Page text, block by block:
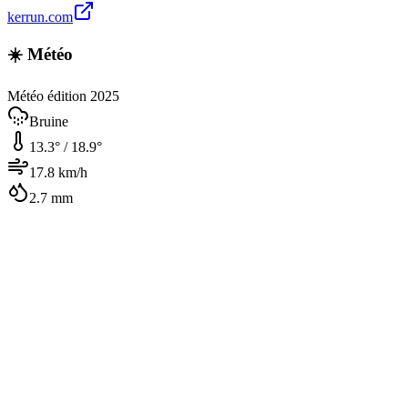
kerrun.com
☀️ Météo
Météo édition 2025
Bruine
13.3° / 18.9°
17.8 km/h
2.7 mm